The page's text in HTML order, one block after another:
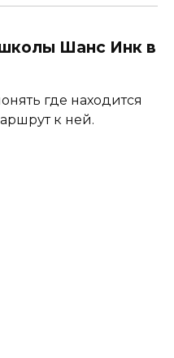
Шанс Инк в
где находится
к ней.